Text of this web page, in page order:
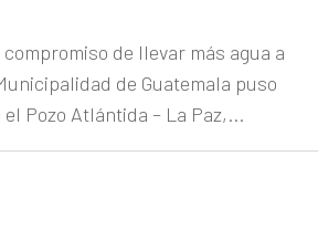
de llevar más agua a
de Guatemala puso
Pozo Atlántida – La Paz,...